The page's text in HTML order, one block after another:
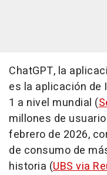
ChatGPT, la
es la aplicación de
1 a nivel mundial (
millones de
febrero de 2026,
de consumo de
historia (UBS via